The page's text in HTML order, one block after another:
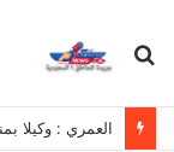
بحث